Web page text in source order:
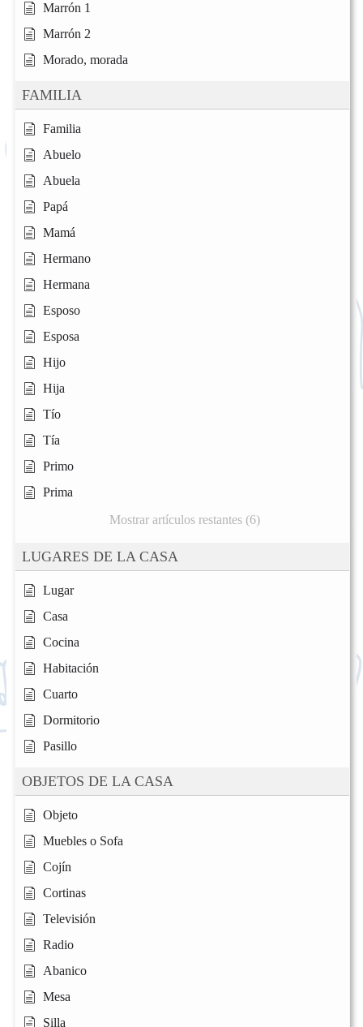
Marrón 1
Marrón 2
Morado, morada
FAMILIA
Familia
Abuelo
Abuela
Papá
Mamá
Hermano
Hermana
Esposo
Esposa
Hijo
Hija
Tío
Tía
Primo
Prima
Mostrar artículos restantes (6)
LUGARES DE LA CASA
Lugar
Casa
Cocina
Habitación
Cuarto
Dormitorio
Pasillo
OBJETOS DE LA CASA
Objeto
Muebles o Sofa
Cojín
Cortinas
Televisión
Radio
Abanico
Mesa
Silla